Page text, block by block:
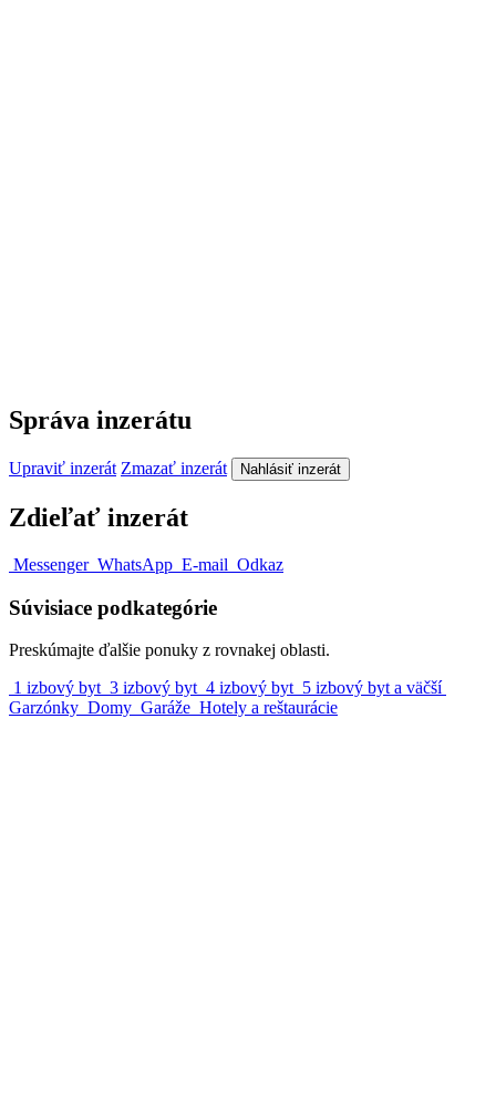
Správa inzerátu
Upraviť inzerát Zmazať inzerát Nahlásiť inzerát
Zdieľať inzerát
Messenger WhatsApp E-mail Odkaz
Súvisiace podkategórie
Preskúmajte ďalšie ponuky z rovnakej oblasti.
1 izbový byt 3 izbový byt 4 izbový byt 5 izbový byt a väčší
Garzónky Domy Garáže Hotely a reštaurácie